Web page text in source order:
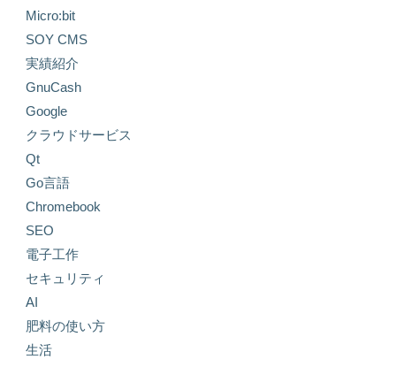
Micro:bit
SOY CMS
実績紹介
GnuCash
Google
クラウドサービス
Qt
Go言語
Chromebook
SEO
電子工作
セキュリティ
AI
肥料の使い方
生活